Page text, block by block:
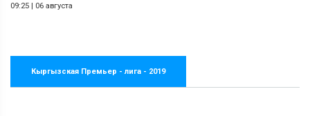
09:25 | 06 августа
Кыргызская Премьер - лига - 2019